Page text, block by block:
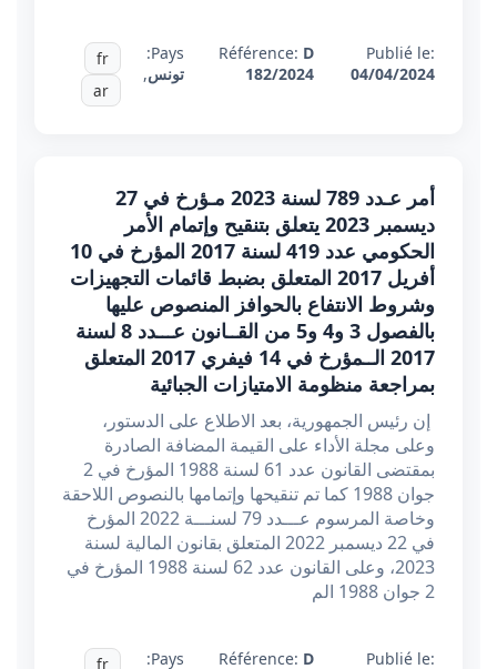
Publié le:
04/04/2024
Référence: D
182/2024
Pays:
تونس,
fr
ar
أمر عـدد 789 لسنة 2023 مـؤرخ في 27
ديسمبر 2023 يتعلق بتنقيح وإتمام الأمر
الحكومي عدد 419 لسنة 2017 المؤرخ في 10
أفريل 2017 المتعلق بضبط قائمات التجهيزات
وشروط الانتفاع بالحوافز المنصوص عليها
بالفصول 3 و4 و5 من القــانون عـــدد 8 لسنة
2017 الــمؤرخ في 14 فيفري 2017 المتعلق
بمراجعة منظومة الامتيازات الجبائية
إن رئيس الجمهورية، بعد الاطلاع على الدستور،
وعلى مجلة الأداء على القيمة المضافة الصادرة
بمقتضى القانون عدد 61 لسنة 1988 المؤرخ في 2
جوان 1988 كما تم تنقيحها وإتمامها بالنصوص اللاحقة
وخاصة المرسوم عـــدد 79 لسنـــة 2022 المؤرخ
في 22 ديسمبر 2022 المتعلق بقانون المالية لسنة
2023، وعلى القانون عدد 62 لسنة 1988 المؤرخ في
2 جوان 1988 الم
Publié le:
Référence: D
Pays:
fr